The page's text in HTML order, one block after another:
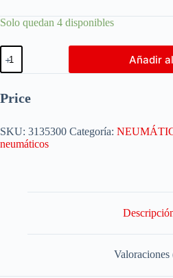
Solo quedan 4 disponibles
Añadir
Price
SKU: 3135300 Categoría:
neumáticos
Valoraciones